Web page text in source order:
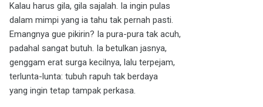
Kalau harus gila, gila sajalah. Ia ingin pulas
dalam mimpi yang ia tahu tak pernah pasti.
Emangnya gue pikirin? Ia pura-pura tak acuh,
padahal sangat butuh. Ia betulkan jasnya,
genggam erat surga kecilnya, lalu terpejam,
terlunta-lunta: tubuh rapuh tak berdaya
yang ingin tetap tampak perkasa.